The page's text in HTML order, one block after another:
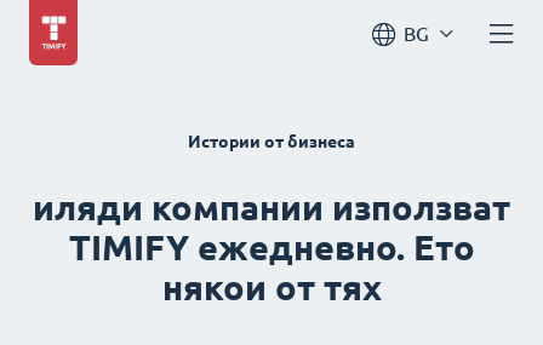
BG
Истории от бизнеса
иляди компании използват
TIMIFY ежедневно. Ето
някои от тях